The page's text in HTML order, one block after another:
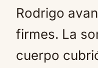
Rodrigo
firmes. La
cuerpo